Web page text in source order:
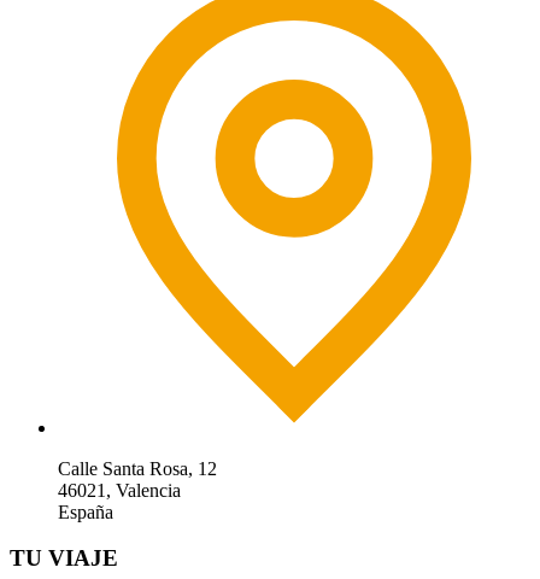
Calle Santa Rosa, 12
46021, Valencia
España
TU VIAJE